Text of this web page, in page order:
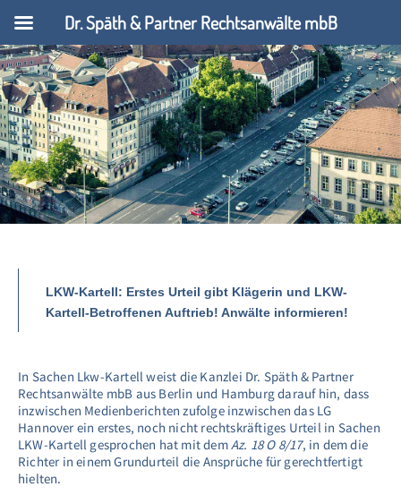
LKW-Kartell: Erstes Urteil gibt Klägerin und LKW-
Kartell-Betroffenen Auftrieb! Anwälte informieren!
In Sachen Lkw-Kartell weist die Kanzlei Dr. Späth & Partner
Rechtsanwälte mbB aus Berlin und Hamburg darauf hin, dass
inzwischen Medienberichten zufolge inzwischen das LG
Hannover ein erstes, noch nicht rechtskräftiges Urteil in Sachen
LKW-Kartell gesprochen hat mit demAz. 18 O 8/17, in dem die
Richter in einem Grundurteil die Ansprüche für gerechtfertigt
hielten.
Dr. Späth & Partner Rechtsanwälte mbB